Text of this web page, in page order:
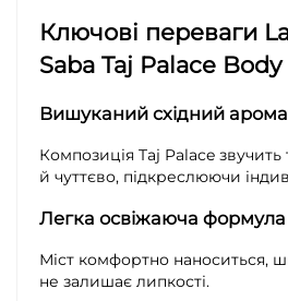
Ключові переваги
Saba Taj Palace
Вишуканий східний
Композиція Taj Palace
й чуттєво, підкреслюючи
Легка освіжаюча формула
Міст комфортно наноситься,
не залишає липкості.